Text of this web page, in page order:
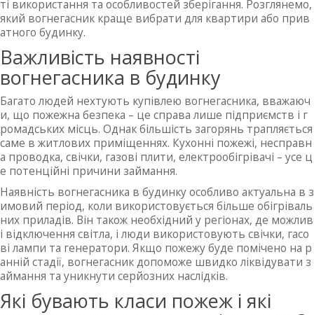
ті використання та особливостей зберігання. Розглянемо,
який вогнегасник краще вибрати для квартири або прив
атного будинку.
Важливість наявності
вогнегасника в будинку
Багато людей нехтують купівлею вогнегасника, вважаюч
и, що пожежна безпека – це справа лише підприємств і г
ромадських місць. Однак більшість загорянь трапляється
саме в житлових приміщеннях. Кухонні пожежі, несправн
а проводка, свічки, газові плити, електрообігрівачі – усе ц
е потенційні причини займання.
Наявність вогнегасника в будинку особливо актуальна в з
имовий період, коли використовується більше обігріваль
них приладів. Він також необхідний у регіонах, де можлив
і відключення світла, і люди використовують свічки, гасо
ві лампи та генератори. Якщо пожежу буде помічено на р
анній стадії, вогнегасник допоможе швидко ліквідувати з
аймання та уникнути серйозних наслідків.
Які бувають класи пожеж і які